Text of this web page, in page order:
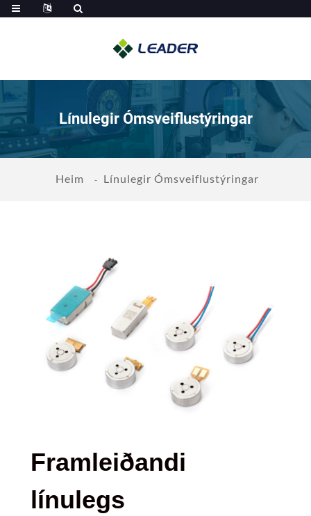
Línulegir Ómsveiflustýringar
Heim Línulegir Ómsveiflustýringar
Framleiðandi
línulegs